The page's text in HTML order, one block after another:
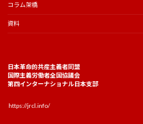
コラム架橋
資料
日本革命的共産主義者同盟
国際主義労働者全国協議会
第四インターナショナル日本支部
https://jrcl.info/